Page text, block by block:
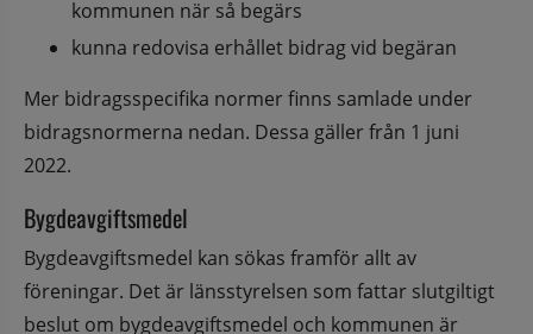
kommunen när så begärs
kunna redovisa erhållet bidrag vid begäran
Mer bidragsspecifika normer finns samlade under
bidragsnormerna nedan. Dessa gäller från 1 juni
2022.
Bygdeavgiftsmedel
Bygdeavgiftsmedel kan sökas framför allt av
föreningar. Det är länsstyrelsen som fattar slutgiltigt
beslut om bygdeavgiftsmedel och kommunen är